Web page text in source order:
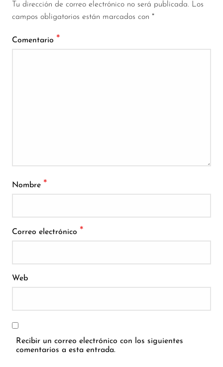
Tu dirección de correo electrónico no será publicada. Los
campos obligatorios están marcados con *
Comentario *
Nombre *
Correo electrónico *
Web
Recibir un correo electrónico con los siguientes
comentarios a esta entrada.